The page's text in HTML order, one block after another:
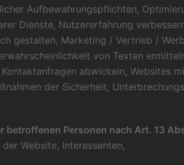
Aufbewahrungspflichten,
Dienste, Nutzererfahrung
gestalten, Marketing / Vertrieb /
von Texten
abwickeln, Websites
der Sicherheit,
betroffenen Personen nach Art. 13
Website, Interessenten,